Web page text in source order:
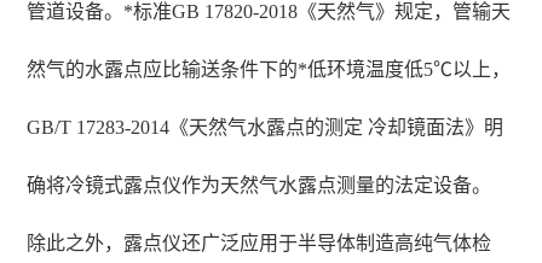
管道设备。*标准GB 17820-2018《天然气》规定，管输天
然气的水露点应比输送条件下的*低环境温度低5℃以上，
GB/T 17283-2014《天然气水露点的测定 冷却镜面法》明
确将冷镜式露点仪作为天然气水露点测量的法定设备。
除此之外，露点仪还广泛应用于半导体制造高纯气体检